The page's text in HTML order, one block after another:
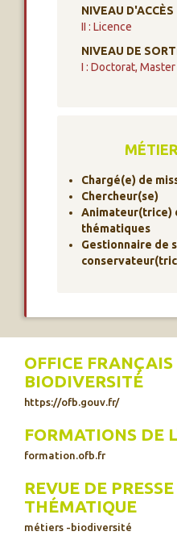
NIVEAU D'ACCÈS
II : Licence
NIVEAU DE
I : Doctorat, Master
Chargé(e) de
Chercheur(se)
Animateur(trice)
thématiques
Gestionnaire de
OFFICE
BIODIVERSITÉ
https://ofb.gouv.fr/
FORMATIONS DE
formation.ofb.fr
REVUE DE
THÉMATIQUE
métiers -biodiversité